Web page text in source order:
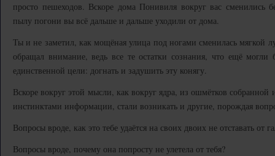
просто пешеходов. Вскоре дома Понивиля вокруг вас
пылу погони вы всё дальше и дальше уходили от дома.
Ты и не заметил, как мощёная улица под ногами сменилась мягкой
обращал внимание, ведь все те остатки сознания, что ещё могли
единственной цели: догнать и задушить эту конягу.
Вскоре вокруг этой мысли, как вокруг ядра, из ошмётков
инстинктами информации, стали возникать и другие, порождая
Вопросы вроде, как это тебе удаётся на своих двоих не отставать
Вопросы вроде, почему она попросту не улетела от тебя?